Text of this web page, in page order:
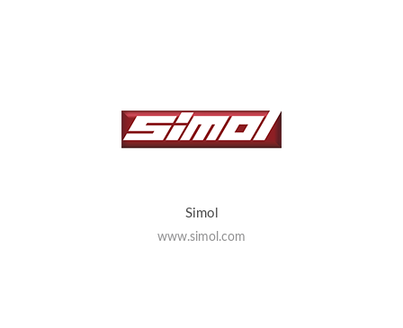
Simol
www.simol.com